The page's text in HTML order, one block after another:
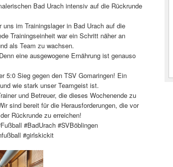
Bad Urach intensiv auf die Rückrunde
im Trainingslager in Bad Urach auf die
Trainingseinheit war ein Schritt näher an
als Team zu wachsen.
eine ausgewogene Ernährung ist genauso
5:0 Sieg gegen den TSV Gomaringen! Ein
wie stark unser Teamgeist ist.
und Betreuer, die dieses Wochenende zu
sind bereit für die Herausforderungen, die vor
Rückrunde zu erreichen!
#BadUrach #SVBöblingen
#girlskickit